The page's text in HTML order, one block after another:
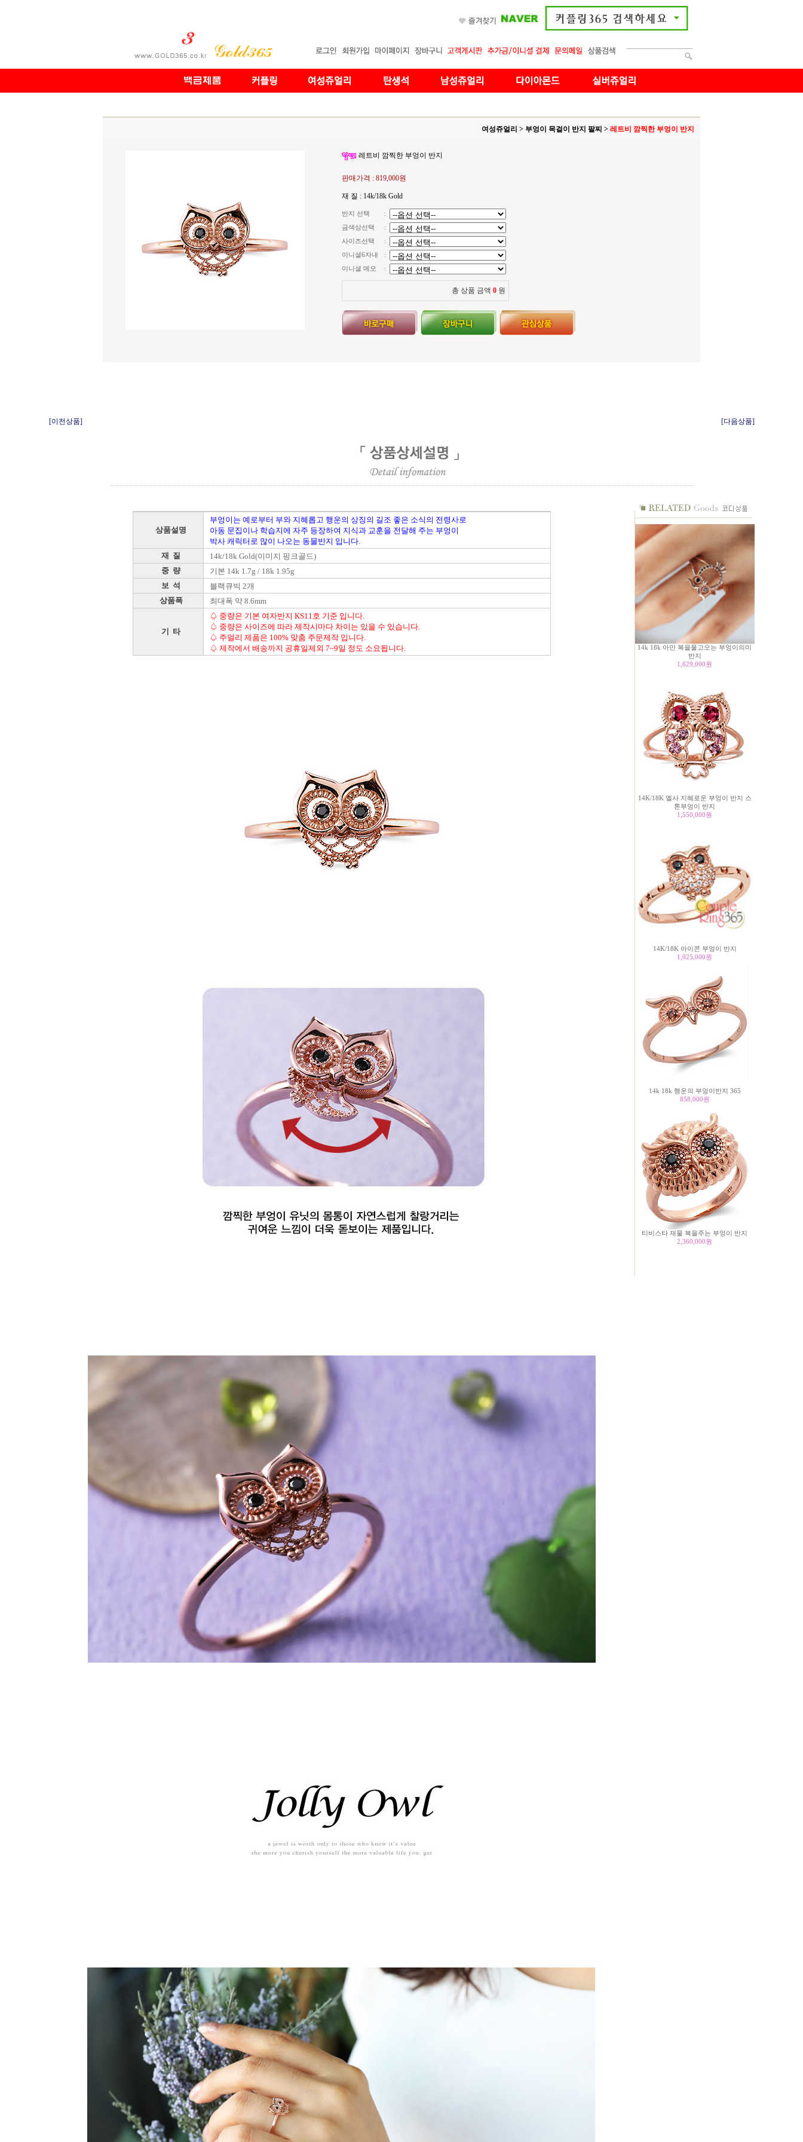
여성쥬얼리 > 부엉이 목걸이 반지 팔찌 > 레트비 깜찍한 부엉이 반지
레트비 깜찍한 부엉이 반지
판매가격 : 819,000원
재 질 : 14k/18k Gold
반지 선택
:
금색상선택
:
사이즈선택
:
이니셜6자내
:
이니셜 메모
:
총 상품 금액 0 원
[이전상품] [다음상품]
상품설명
부엉이는 예로부터 부와 지혜롭고 행운의 상징의 길조 좋은 소식의 전령사로
아동 문집이나 학습지에 자주 등장하여 지식과 교훈을 전달해 주는 부엉이
박사 캐릭터로 많이 나오는 동물반지 입니다.
재 질
14k/18k Gold(이미지 핑크골드)
중 량
기본 14k 1.7g / 18k 1.95g
보 석
블랙큐빅 2개
상품폭
최대폭 약 8.6mm
기 타
♤ 중량은 기본 여자반지 KS11호 기준 입니다.
♤ 중량은 사이즈에 따라 제작시마다 차이는 있을 수 있습니다.
♤ 주얼리 제품은 100% 맞춤 주문제작 입니다.
♤ 제작에서 배송까지 공휴일제외 7~9일 정도 소요됩니다.
14k 18k 아만 복을물고오는 부엉이의미
반지
1,629,000원
14K/18K 엘사 지혜로운 부엉이 반지 스
톤부엉이 반지
1,550,000원
14K/18K 아이콘 부엉이 반지
1,025,000원
14k 18k 행운의 부엉이반지 365
858,000원
티비스타 재물 복을주는 부엉이 반지
2,360,000원